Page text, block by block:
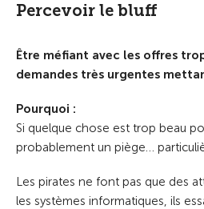
Percevoir le bluff
Être méfiant avec les offres
demandes très urgentes
Pourquoi :
Si quelque chose est trop beau
probablement un piège…
Les pirates ne font pas que des
les systèmes informatiques, ils